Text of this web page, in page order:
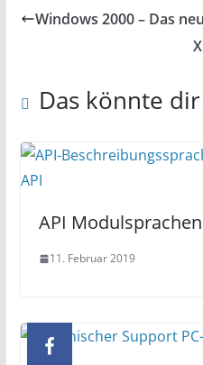
Windows 2000 – Das
Das könnte
API Modulsprachen
11. Februar 2019